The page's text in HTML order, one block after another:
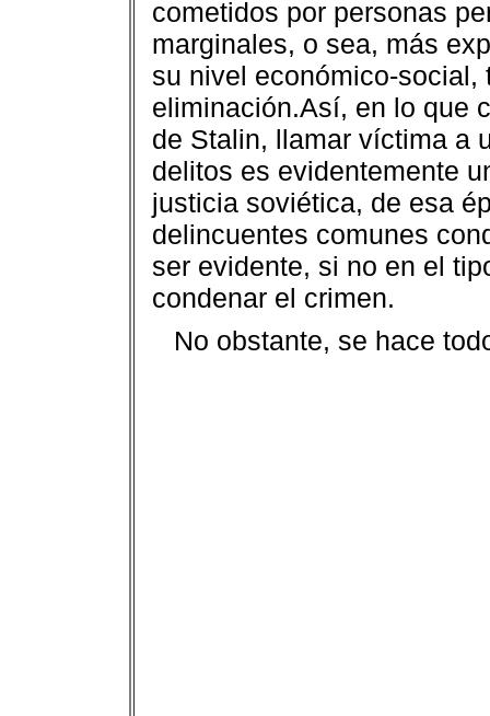
cometidos por personas
marginales, o sea, más
su nivel económico-
eliminación.Así, en lo que
de Stalin, llamar víctima a
delitos es evidentemente
justicia soviética, de esa
delincuentes comunes
ser evidente, si no en el
condenar el crimen.
No obstante, se hace